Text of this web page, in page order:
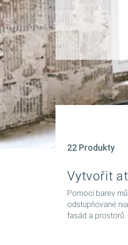
22 Produkty
Vytvořit
Pomocí barev
odstupňované
fasád a prostorů.